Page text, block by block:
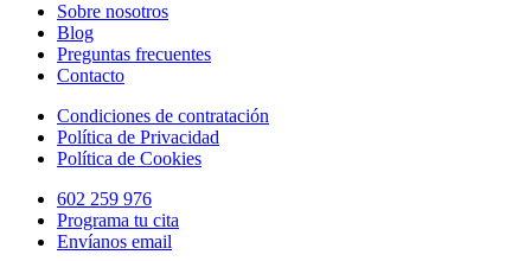
Sobre nosotros
Blog
Preguntas frecuentes
Contacto
Condiciones de contratación
Política de Privacidad
Política de Cookies
602 259 976
Programa tu cita
Envíanos email